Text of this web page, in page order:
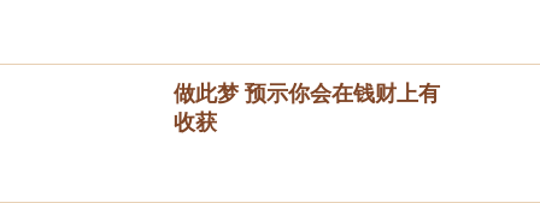
做此梦 预示你会在钱财上有
收获